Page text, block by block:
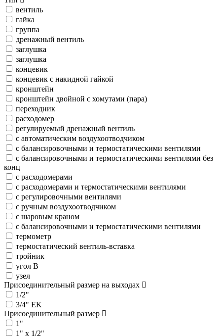
вентиль
гайка
группа
дренажный вентиль
заглушка
заглушка
концевик
концевик c накидной гайкой
кронштейн
кронштейн двойной с хомутами (пара)
переходник
расходомер
регулируемый дренажный вентиль
с автоматическим воздухоотводчиком
с балансировочными и термостатическими вентилями
с балансировочными и термостатическими вентилями без
конц
с расходомерами
с расходомерами и термостатическими вентилями
с регулировочными вентилями
с ручным воздухоотводчиком
с шаровым краном
с балансировочными и термостатическими вентилями
термометр
термостатический вентиль-вставка
тройник
угол В
узел
Присоединительный размер на выходах
1/2"
3/4" EK
Присоединительный размер
1"
1" х 1/2"